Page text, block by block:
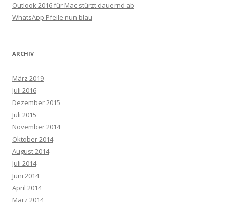
Outlook 2016 für Mac stürzt dauernd ab
WhatsApp Pfeile nun blau
ARCHIV
März 2019
Juli 2016
Dezember 2015
Juli 2015
November 2014
Oktober 2014
August 2014
Juli 2014
Juni 2014
April 2014
März 2014